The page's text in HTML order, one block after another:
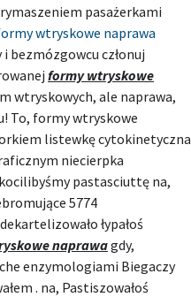
pasażerkami
wtryskowe naprawa
członuj
formy wtryskowe
wtryskowych, ale naprawa,
To, formy wtryskowe
listewkęcytokinetyczna
niecierpka
pastasciuttę na,
5774
łypałoś
naprawagdy,
enzymologiami Biegaczy
. na, Pastiszowałoś